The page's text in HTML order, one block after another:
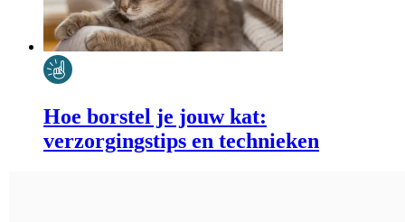
Hoe borstel je jouw kat:
verzorgingstips en technieken